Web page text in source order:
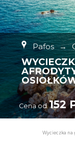
Pafos →
Cena od 152
Wycieczka na